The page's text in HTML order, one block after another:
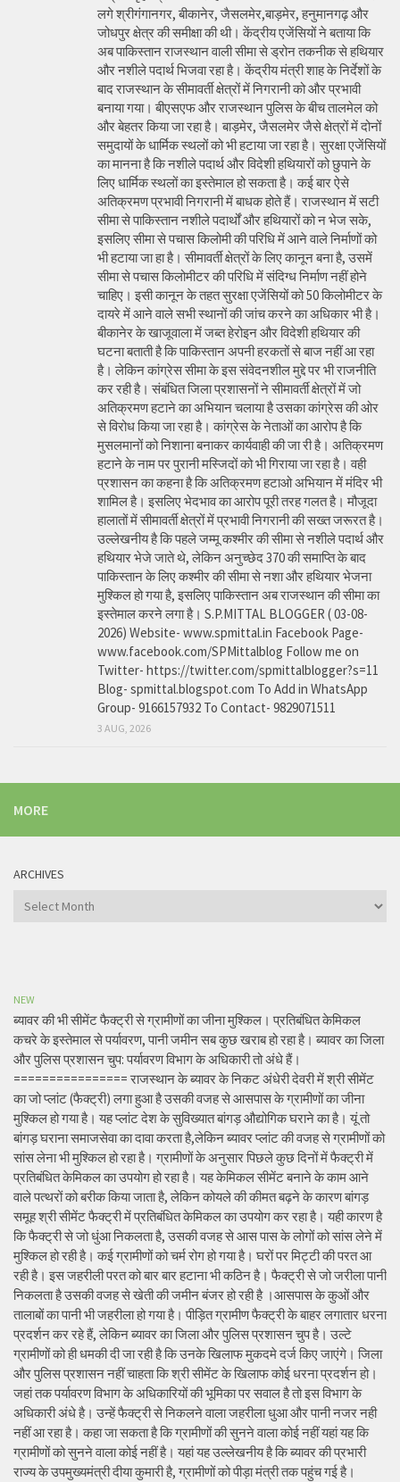
लगे श्रीगंगानगर, बीकानेर, जैसलमेर,बाड़मेर, हनुमानगढ़ और
जोधपुर क्षेत्र की समीक्षा की थी। केंद्रीय एजेंसियों ने बताया कि
अब पाकिस्तान राजस्थान वाली सीमा से ड्रोन तकनीक से हथियार
और नशीले पदार्थ भिजवा रहा है। केंद्रीय मंत्री शाह के निर्देशों के
बाद राजस्थान के सीमावर्ती क्षेत्रों में निगरानी को और प्रभावी
बनाया गया। बीएसएफ और राजस्थान पुलिस के बीच तालमेल को
और बेहतर किया जा रहा है। बाड़मेर, जैसलमेर जैसे क्षेत्रों में दोनों
समुदायों के धार्मिक स्थलों को भी हटाया जा रहा है। सुरक्षा एजेंसियों
का मानना है कि नशीले पदार्थ और विदेशी हथियारों को छुपाने के
लिए धार्मिक स्थलों का इस्तेमाल हो सकता है। कई बार ऐसे
अतिक्रमण प्रभावी निगरानी में बाधक होते हैं। राजस्थान में सटी
सीमा से पाकिस्तान नशीले पदार्थों और हथियारों को न भेज सके,
इसलिए सीमा से पचास किलोमी की परिधि में आने वाले निर्माणों को
भी हटाया जा हा है। सीमावर्ती क्षेत्रों के लिए कानून बना है, उसमें
सीमा से पचास किलोमीटर की परिधि में संदिग्ध निर्माण नहीं होने
चाहिए। इसी कानून के तहत सुरक्षा एजेंसियों को 50 किलोमीटर के
दायरे में आने वाले सभी स्थानों की जांच करने का अधिकार भी है।
बीकानेर के खाजूवाला में जब्त हेरोइन और विदेशी हथियार की
घटना बताती है कि पाकिस्तान अपनी हरकतों से बाज नहीं आ रहा
है। लेकिन कांग्रेस सीमा के इस संवेदनशील मुद्दे पर भी राजनीति
कर रही है। संबंधित जिला प्रशासनों ने सीमावर्ती क्षेत्रों में जो
अतिक्रमण हटाने का अभियान चलाया है उसका कांग्रेस की ओर
से विरोध किया जा रहा है। कांग्रेस के नेताओं का आरोप है कि
मुसलमानों को निशाना बनाकर कार्यवाही की जा री है। अतिक्रमण
हटाने के नाम पर पुरानी मस्जिदों को भी गिराया जा रहा है। वही
प्रशासन का कहना है कि अतिक्रमण हटाओ अभियान में मंदिर भी
शामिल है। इसलिए भेदभाव का आरोप पूरी तरह गलत है। मौजूदा
हालातों में सीमावर्ती क्षेत्रों में प्रभावी निगरानी की सख्त जरूरत है।
उल्लेखनीय है कि पहले जम्मू कश्मीर की सीमा से नशीले पदार्थ और
हथियार भेजे जाते थे, लेकिन अनुच्छेद 370 की समाप्ति के बाद
पाकिस्तान के लिए कश्मीर की सीमा से नशा और हथियार भेजना
मुश्किल हो गया है, इसलिए पाकिस्तान अब राजस्थान की सीमा का
इस्तेमाल करने लगा है। S.P.MITTAL BLOGGER ( 03-08-
2026) Website- www.spmittal.in Facebook Page-
www.facebook.com/SPMittalblog Follow me on
Twitter- https://twitter.com/spmittalblogger?s=11
Blog- spmittal.blogspot.com To Add in WhatsApp
Group- 9166157932 To Contact- 9829071511
3 AUG, 2026
MORE
ARCHIVES
Archives
NEW
ब्यावर की भी सीमेंट फैक्ट्री से ग्रामीणों का जीना मुश्किल। प्रतिबंधित केमिकल
कचरे के इस्तेमाल से पर्यावरण, पानी जमीन सब कुछ खराब हो रहा है। ब्यावर का जिला
और पुलिस प्रशासन चुप: पर्यावरण विभाग के अधिकारी तो अंधे हैं।
================ राजस्थान के ब्यावर के निकट अंधेरी देवरी में श्री सीमेंट
का जो प्लांट (फैक्ट्री) लगा हुआ है उसकी वजह से आसपास के ग्रामीणों का जीना
मुश्किल हो गया है। यह प्लांट देश के सुविख्यात बांगड़ औद्योगिक घराने का है। यूं तो
बांगड़ घराना समाजसेवा का दावा करता है,लेकिन ब्यावर प्लांट की वजह से ग्रामीणों को
सांस लेना भी मुश्किल हो रहा है। ग्रामीणों के अनुसार पिछले कुछ दिनों में फैक्ट्री में
प्रतिबंधित केमिकल का उपयोग हो रहा है। यह केमिकल सीमेंट बनाने के काम आने
वाले पत्थरों को बरीक किया जाता है, लेकिन कोयले की कीमत बढ़ने के कारण बांगड़
समूह श्री सीमेंट फैक्ट्री में प्रतिबंधित केमिकल का उपयोग कर रहा है। यही कारण है
कि फैक्ट्री से जो धुंआ निकलता है, उसकी वजह से आस पास के लोगों को सांस लेने में
मुश्किल हो रही है। कई ग्रामीणों को चर्म रोग हो गया है। घरों पर मिट्टी की परत आ
रही है। इस जहरीली परत को बार बार हटाना भी कठिन है। फैक्ट्री से जो जरीला पानी
निकलता है उसकी वजह से खेती की जमीन बंजर हो रही है ।आसपास के कुओं और
तालाबों का पानी भी जहरीला हो गया है। पीड़ित ग्रामीण फैक्ट्री के बाहर लगातार धरना
प्रदर्शन कर रहे हैं, लेकिन ब्यावर का जिला और पुलिस प्रशासन चुप है। उल्टे
ग्रामीणों को ही धमकी दी जा रही है कि उनके खिलाफ मुकदमे दर्ज किए जाएंगे। जिला
और पुलिस प्रशासन नहीं चाहता कि श्री सीमेंट के खिलाफ कोई धरना प्रदर्शन हो।
जहां तक पर्यावरण विभाग के अधिकारियों की भूमिका पर सवाल है तो इस विभाग के
अधिकारी अंधे है। उन्हें फैक्ट्री से निकलने वाला जहरीला धुआ और पानी नजर नही
नहीं आ रहा है। कहा जा सकता है कि ग्रामीणों की सुनने वाला कोई नहीं यहां यह कि
ग्रामीणों को सुनने वाला कोई नहीं है। यहां यह उल्लेखनीय है कि ब्यावर की प्रभारी
राज्य के उपमुख्यमंत्री दीया कुमारी है, ग्रामीणों को पीड़ा मंत्री तक पहुंच गई है।